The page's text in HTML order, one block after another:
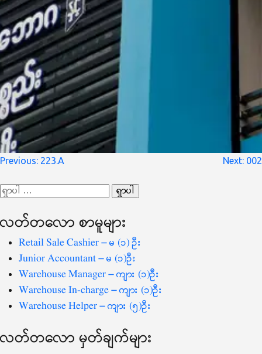
စာမူ
ပြ
Previous: 223.A Next: 002
ရှာ
စကားလုံး
လတ်တ‌လော စာမူများ
Retail Sale Cashier – မ (၁) ဦး
Junior Accountant – မ (၁)ဦး
Warehouse Manager – ကျား (၁)ဦး
Warehouse In-charge – ကျား (၁)ဦး
Warehouse Helper – ကျား (၅)ဦး
လတ်တ‌လော မှတ်ချက်များ